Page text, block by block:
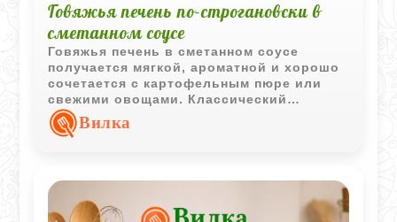
Говяжья печень по-строгановски в
сметанном соусе
Говяжья печень в сметанном соусе
получается мягкой, ароматной и хорошо
сочетается с картофельным пюре или
свежими овощами. Классический
домашний вариант горячего блюда на
каждый день.
Вилка